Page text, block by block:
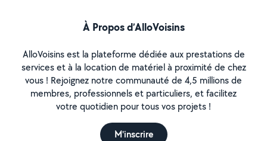
À Propos d’AlloVoisins
AlloVoisins est la plateforme dédiée aux prestations de
services et à la location de matériel à proximité de chez
vous ! Rejoignez notre communauté de 4,5 millions de
membres, professionnels et particuliers, et facilitez
votre quotidien pour tous vos projets !
M'inscrire